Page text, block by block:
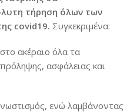
τήρηση όλων των
covid19. Συγκεκριμένα:
ακέραιο όλα τα
ασφάλειας και
ενώ λαμβάνοντας